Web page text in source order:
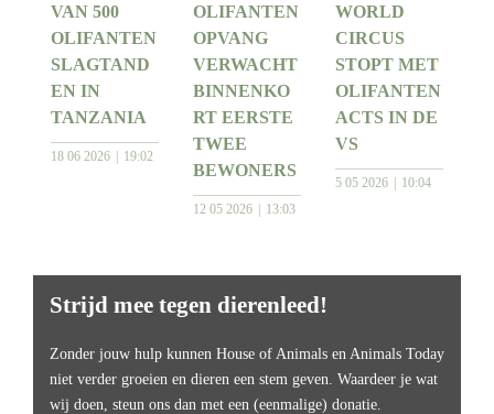
VAN 500
OLIFANTEN
SLAGTAND
EN IN
TANZANIA
18 06 2026 19:02
OLIFANTEN
OPVANG
VERWACHT
BINNENKO
RT EERSTE
TWEE
BEWONERS
12 05 2026 13:03
WORLD
CIRCUS
STOPT MET
OLIFANTEN
ACTS IN DE
VS
5 05 2026 10:04
Strijd mee tegen dierenleed!
Zonder jouw hulp kunnen House of Animals en Animals Today
niet verder groeien en dieren een stem geven. Waardeer je wat
wij doen, steun ons dan met een (eenmalige) donatie.